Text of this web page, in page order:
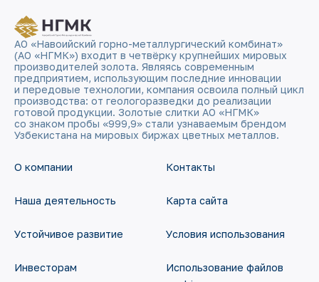
АО «Навоийский горно-металлургический комбинат»
(АО «НГМК») входит в четвёрку крупнейших мировых
производителей золота. Являясь современным
предприятием, использующим последние инновации
и передовые технологии, компания освоила полный цикл
производства: от геологоразведки до реализации
готовой продукции. Золотые слитки АО «НГМК»
со знаком пробы «999,9» стали узнаваемым брендом
Узбекистана на мировых биржах цветных металлов.
О компании
Наша деятельность
Устойчивое развитие
Инвесторам
Контакты
Карта сайта
Условия использования
Использование файлов